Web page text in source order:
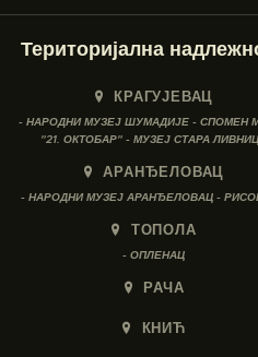
Територијална
КРАГУЈЕВАЦ
- НАРОДНИ МУЗЕЈ ШУМАДИЈЕ - СПОМЕН
"21. ОКТОБАР" - МУЗЕЈ СТАРА
АРАНЂЕЛОВАЦ
- НАРОДНИ МУЗЕЈ АРАНЂЕЛОВАЦ -
ТОПОЛА
- ОПЛЕНАЦ
РАЧА
КНИЋ